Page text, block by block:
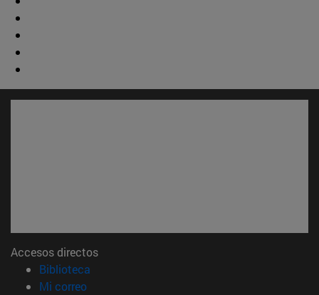
Accesos directos
Biblioteca
Mi correo(abre en nueva ventana)